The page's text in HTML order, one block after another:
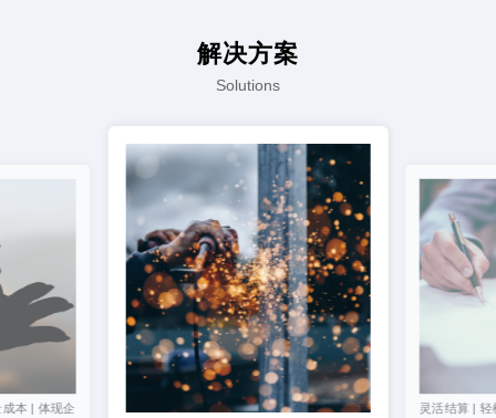
解决方案
Solutions
本 | 体现企 灵活结算 |